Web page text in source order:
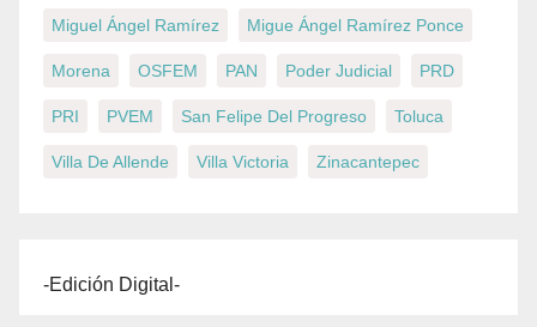
Miguel Ángel Ramírez Migue Ángel Ramírez Ponce
Morena OSFEM PAN Poder Judicial PRD
PRI PVEM San Felipe Del Progreso Toluca
Villa De Allende Villa Victoria Zinacantepec
-Edición Digital-